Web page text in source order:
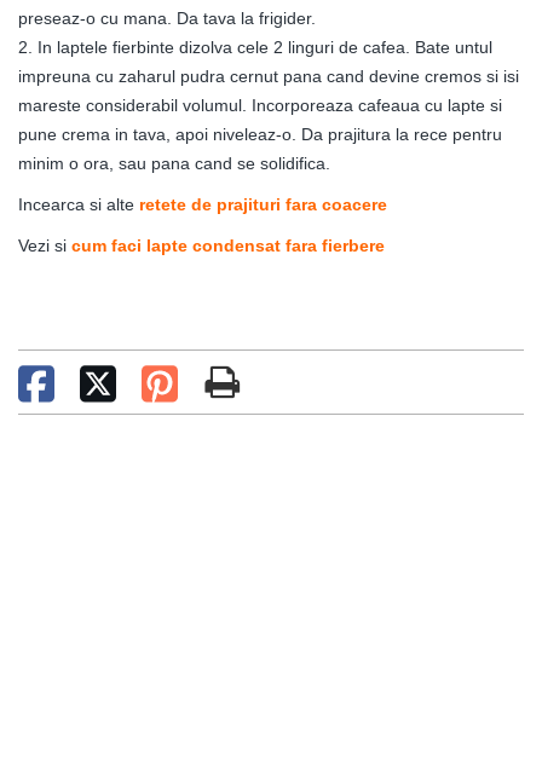
preseaz-o cu mana. Da tava la frigider.
2. In laptele fierbinte dizolva cele 2 linguri de cafea. Bate untul
impreuna cu zaharul pudra cernut pana cand devine cremos si isi
mareste considerabil volumul. Incorporeaza cafeaua cu lapte si
pune crema in tava, apoi niveleaz-o. Da prajitura la rece pentru
minim o ora, sau pana cand se solidifica.
Incearca si alte retete de prajituri fara coacere
Vezi si cum faci lapte condensat fara fierbere